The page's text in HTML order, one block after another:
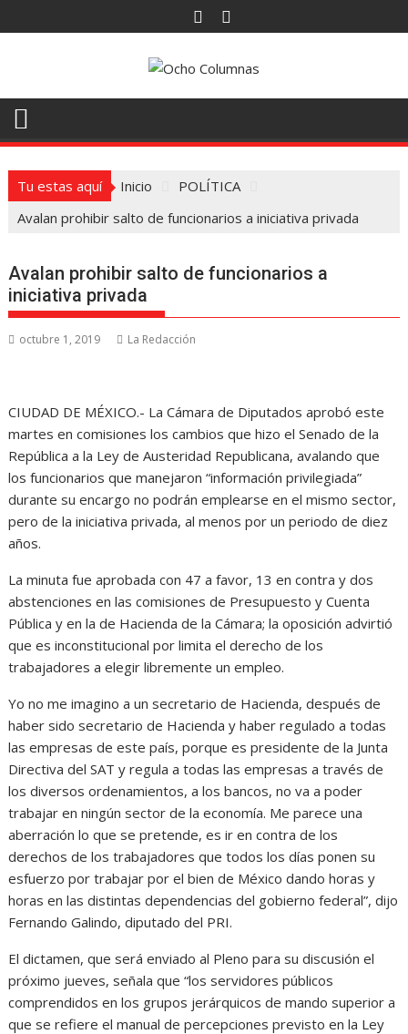
al
Tu estas aquí Inicio
POLÍTICA
Avalan prohibir salto de funcionarios a iniciativa privada
Avalan prohibir salto de funcionarios a
iniciativa privada
octubre 1, 2019 La Redacción
CIUDAD DE MÉXICO.- La Cámara de Diputados aprobó este
martes en comisiones los cambios que hizo el Senado de la
República a la Ley de Austeridad Republicana, avalando que
los funcionarios que manejaron “información privilegiada”
durante su encargo no podrán emplearse en el mismo sector,
pero de la iniciativa privada, al menos por un periodo de diez
años.
La minuta fue aprobada con 47 a favor, 13 en contra y dos
abstenciones en las comisiones de Presupuesto y Cuenta
Pública y en la de Hacienda de la Cámara; la oposición advirtió
que es inconstitucional por limita el derecho de los
trabajadores a elegir libremente un empleo.
Yo no me imagino a un secretario de Hacienda, después de
haber sido secretario de Hacienda y haber regulado a todas
las empresas de este país, porque es presidente de la Junta
Directiva del SAT y regula a todas las empresas a través de
los diversos ordenamientos, a los bancos, no va a poder
trabajar en ningún sector de la economía. Me parece una
aberración lo que se pretende, es ir en contra de los
derechos de los trabajadores que todos los días ponen su
esfuerzo por trabajar por el bien de México dando horas y
horas en las distintas dependencias del gobierno federal”, dijo
Fernando Galindo, diputado del PRI.
El dictamen, que será enviado al Pleno para su discusión el
próximo jueves, señala que “los servidores públicos
comprendidos en los grupos jerárquicos de mando superior a
que se refiere el manual de percepciones previsto en la Ley